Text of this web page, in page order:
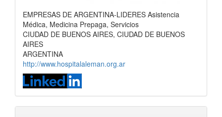
EMPRESAS DE ARGENTINA-LIDERES Asistencia
Médica, Medicina Prepaga, Servicios
CIUDAD DE BUENOS AIRES, CIUDAD DE BUENOS
AIRES
ARGENTINA
http://www.hospitalaleman.org.ar